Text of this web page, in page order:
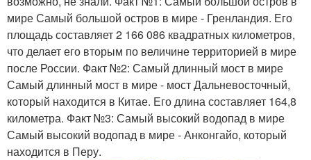
мире Самый большой остров в мире - Гренландия. Его
площадь составляет 2 166 086 квадратных километров,
что делает его вторым по величине территорией в мире
после России. Факт №2: Самый длинный мост в мире
Самый длинный мост в мире - мост Дальневосточный,
который находится в Китае. Его длина составляет 164,8
километра. Факт №3: Самый высокий водопад в мире
Самый высокий водопад в мире - Анконгайо, который
находится в Перу.